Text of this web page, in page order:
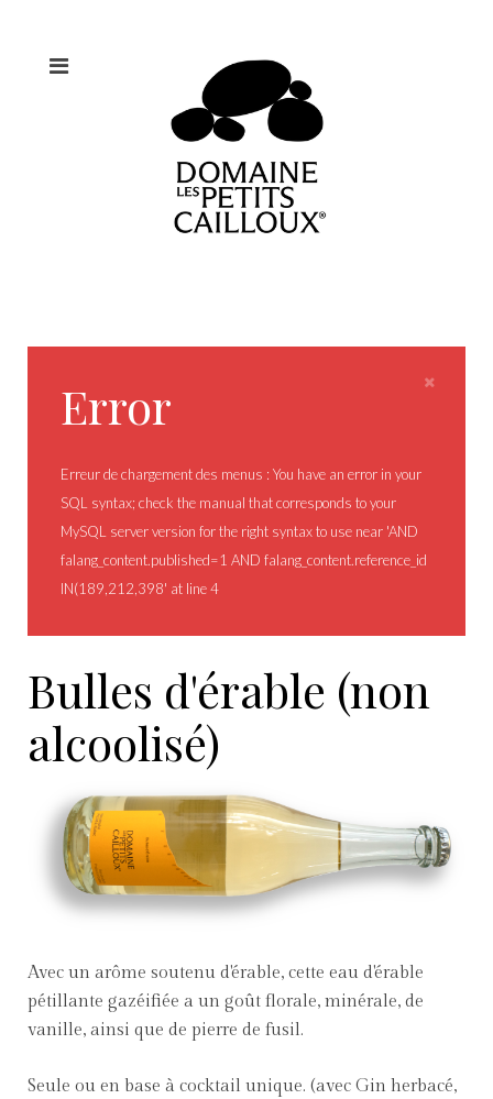
Error
Erreur de chargement des menus : You have an error in your
SQL syntax; check the manual that corresponds to your
MySQL server version for the right syntax to use near 'AND
falang_content.published=1 AND falang_content.reference_id
IN(189,212,398' at line 4
Bulles d'érable (non
alcoolisé)
Avec un arôme soutenu d'érable, cette eau d'érable
pétillante gazéifiée a un goût florale, minérale, de
vanille, ainsi que de pierre de fusil.
Seule ou en base à cocktail unique. (avec Gin herbacé,